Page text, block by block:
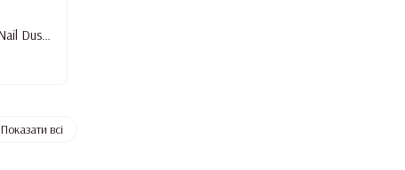
Манікюрна витяжка з HEPA-фільтром Nail Dust Collector 868-1, 108 Вт
Показати всі